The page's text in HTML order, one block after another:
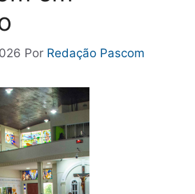
Por Redação Pascom